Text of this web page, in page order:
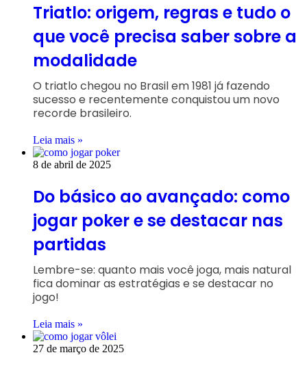
Triatlo: origem, regras e tudo o
que você precisa saber sobre a
modalidade
O triatlo chegou no Brasil em 1981 já fazendo
sucesso e recentemente conquistou um novo
recorde brasileiro.
Leia mais »
8 de abril de 2025
Do básico ao avançado: como
jogar poker e se destacar nas
partidas
Lembre-se: quanto mais você joga, mais natural
fica dominar as estratégias e se destacar no
jogo!
Leia mais »
27 de março de 2025